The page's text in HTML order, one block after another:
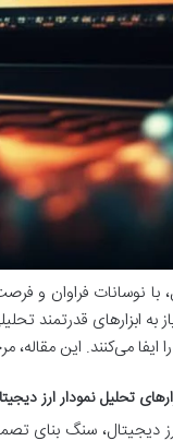
با نوسانات فراوان و
به ابزارهای قدرتمند
می‌کنند. این مقاله،
تحلیل نمودار ارز
دیجیتال، سنگ بنای